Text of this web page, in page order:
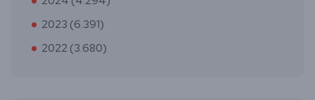
2023 (6.391)
2022 (3.680)